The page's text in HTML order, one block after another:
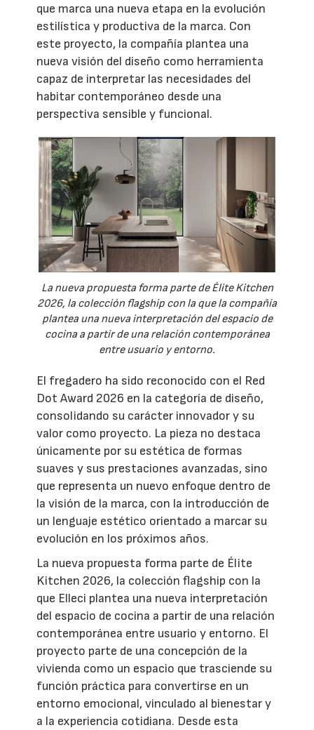
que marca una nueva etapa en la evolución
estilística y productiva de la marca. Con
este proyecto, la compañía plantea una
nueva visión del diseño como herramienta
capaz de interpretar las necesidades del
habitar contemporáneo desde una
perspectiva sensible y funcional.
La nueva propuesta forma parte de Élite Kitchen
2026, la colección flagship con la que la compañía
plantea una nueva interpretación del espacio de
cocina a partir de una relación contemporánea
entre usuario y entorno.
El fregadero ha sido reconocido con el Red
Dot Award 2026 en la categoría de diseño,
consolidando su carácter innovador y su
valor como proyecto. La pieza no destaca
únicamente por su estética de formas
suaves y sus prestaciones avanzadas, sino
que representa un nuevo enfoque dentro de
la visión de la marca, con la introducción de
un lenguaje estético orientado a marcar su
evolución en los próximos años.
La nueva propuesta forma parte de Élite
Kitchen 2026, la colección flagship con la
que Elleci plantea una nueva interpretación
del espacio de cocina a partir de una relación
contemporánea entre usuario y entorno. El
proyecto parte de una concepción de la
vivienda como un espacio que trasciende su
función práctica para convertirse en un
entorno emocional, vinculado al bienestar y
a la experiencia cotidiana. Desde esta